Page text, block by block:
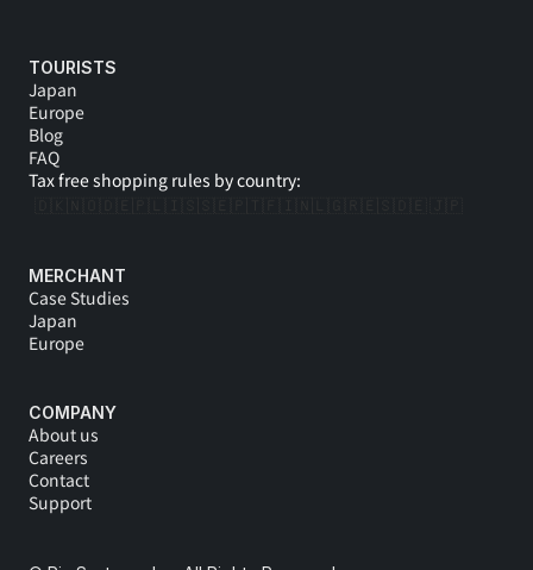
TOURISTS
Japan
Europe
Blog
FAQ
Tax free shopping rules by country:
MERCHANT
Case Studies
Japan
Europe
COMPANY
About us
Careers
Contact
Support